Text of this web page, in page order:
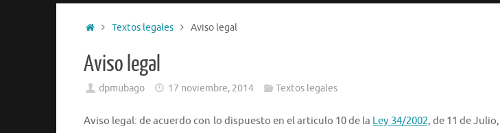
InicioTextos legales Aviso legal
Aviso legal
dpmubago 17 noviembre, 2014 Textos legales
Aviso legal: de acuerdo con lo dispuesto en el articulo 10 de la Ley 34/2002, de 11 de Julio,